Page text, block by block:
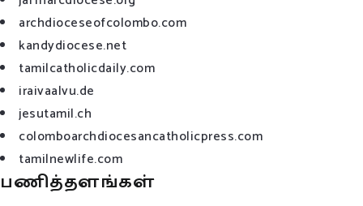
archdioceseofcolombo.com
kandydiocese.net
tamilcatholicdaily.com
iraivaalvu.de
jesutamil.ch
colomboarchdiocesancatholicpress.com
tamilnewlife.com
பணித்தளங்கள்